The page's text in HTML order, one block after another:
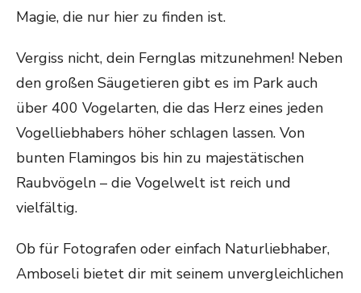
Magie, die nur hier zu finden ist.
Vergiss nicht, dein Fernglas mitzunehmen! Neben
den großen Säugetieren gibt es im Park auch
über 400 Vogelarten, die das Herz eines jeden
Vogelliebhabers höher schlagen lassen. Von
bunten Flamingos bis hin zu majestätischen
Raubvögeln – die Vogelwelt ist reich und
vielfältig.
Ob für Fotografen oder einfach Naturliebhaber,
Amboseli bietet dir mit seinem unvergleichlichen